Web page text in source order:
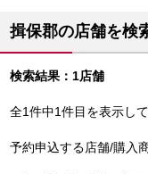
揖保郡の店舗を検
検索結果：1店舗
全1件中1件目を表示し
予約申込する店舗/購入